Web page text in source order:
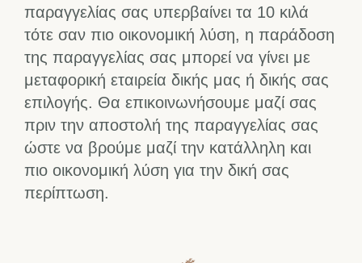
παραγγελίας σας υπερβαίνει τα 10 κιλά
τότε σαν πιο οικονομική λύση, η παράδοση
της παραγγελίας σας μπορεί να γίνει με
μεταφορική εταιρεία δικής μας ή δικής σας
επιλογής. Θα επικοινωνήσουμε μαζί σας
πριν την αποστολή της παραγγελίας σας
ώστε να βρούμε μαζί την κατάλληλη και
πιο οικονομική λύση για την δική σας
περίπτωση.